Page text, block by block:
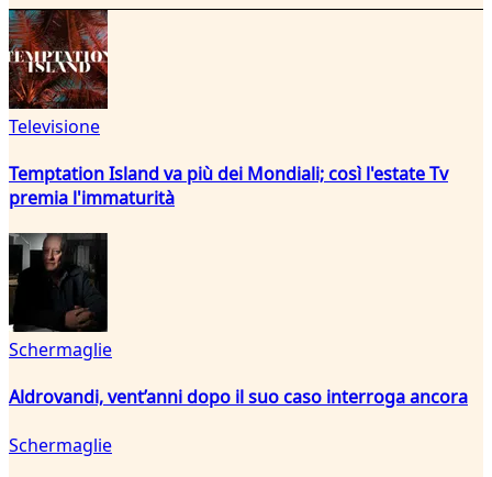
Televisione
Temptation Island va più dei Mondiali; così l'estate Tv
premia l'immaturità
Schermaglie
Aldrovandi, vent’anni dopo il suo caso interroga ancora
Schermaglie